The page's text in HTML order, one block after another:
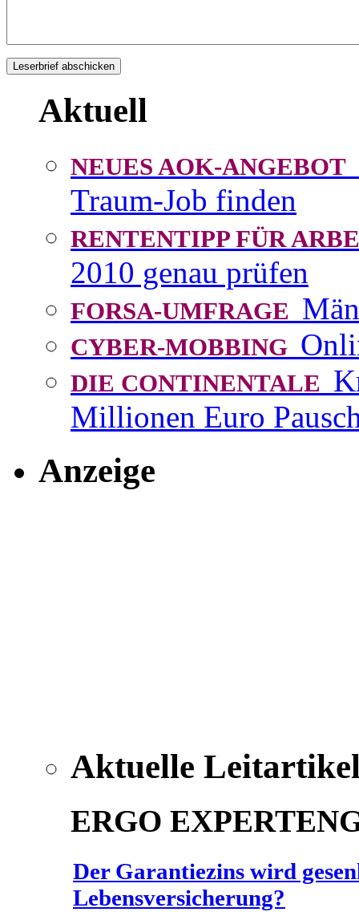
Aktuell
NEUES AOK-ANGEBOT
Traum-Job finden
RENTENTIPP FÜR
2010 genau prüfen
FORSA-UMFRAGE
CYBER-MOBBING
DIE CONTINENTALE
Millionen Euro
Anzeige
Aktuelle
ERGO
Der Garantiezins wird
Lebensversicherung?